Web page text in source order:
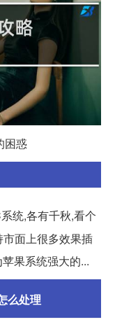
困惑
统,各有千秋,看个
面上很多效果插
果系统强大的...
么处理